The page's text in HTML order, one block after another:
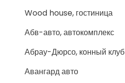
Wood house, гостиница
Абв-авто, автокомплекс
Абрау-Дюрсо, конный клуб
Авангард авто